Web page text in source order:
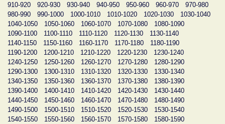
910-920
920-930 930-940 940-950 950-960 960-970
970-980
980-990
990-1000 1000-1010 1010-1020 1020-1030
1030-1040
1040-1050
1050-1060 1060-1070 1070-1080
1080-1090
1090-1100
1100-1110 1110-1120 1120-1130
1130-1140
1140-1150
1150-1160 1160-1170 1170-1180
1180-1190
1190-1200
1200-1210 1210-1220 1220-1230
1230-1240
1240-1250
1250-1260 1260-1270 1270-1280
1280-1290
1290-1300
1300-1310 1310-1320 1320-1330
1330-1340
1340-1350
1350-1360 1360-1370 1370-1380
1380-1390
1390-1400
1400-1410 1410-1420 1420-1430
1430-1440
1440-1450
1450-1460 1460-1470 1470-1480
1480-1490
1490-1500
1500-1510 1510-1520 1520-1530
1530-1540
1540-1550
1550-1560 1560-1570 1570-1580
1580-1590